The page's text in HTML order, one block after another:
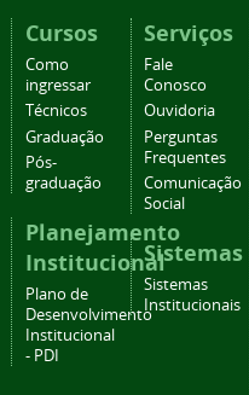
Cursos
Como
ingressar
Técnicos
Graduação
Pós-
graduação
Planejamento
Institucional
Plano de
Desenvolvimento
Institucional
- PDI
Serviços
Fale
Conosco
Ouvidoria
Perguntas
Frequentes
Comunicação
Social
Sistemas
Sistemas
Institucionais